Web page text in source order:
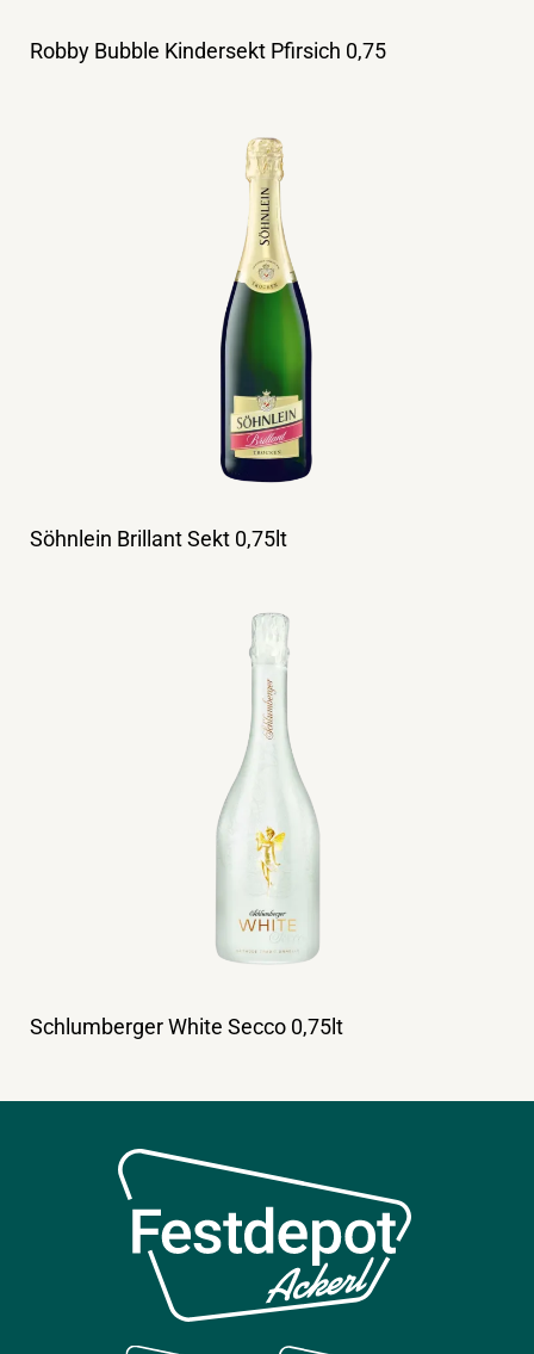
Robby Bubble Kindersekt Pfirsich 0,75
Söhnlein Brillant Sekt 0,75lt
Schlumberger White Secco 0,75lt